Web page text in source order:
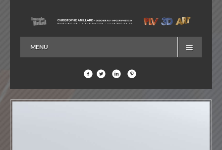
MENU
EN SAVOIR PLUS…